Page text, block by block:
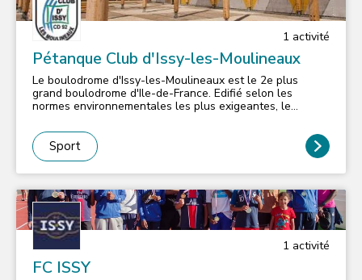
1 activité
Pétanque Club d'Issy-les-Moulineaux
Le boulodrome d'Issy-les-Moulineaux est le 2e plus
grand boulodrome d'Ile-de-France. Edifié selon les
normes environnementales les plus exigeantes, le
un club-house de 267 m² et un total de 24 pistes. Le site
accueille adhérents, membres, collectivités et organise
des animations pour les entreprises. Les résultats
sportifs 2021 des adhérents permettent au PCIM de se
de France
Sport
1 activité
FC ISSY